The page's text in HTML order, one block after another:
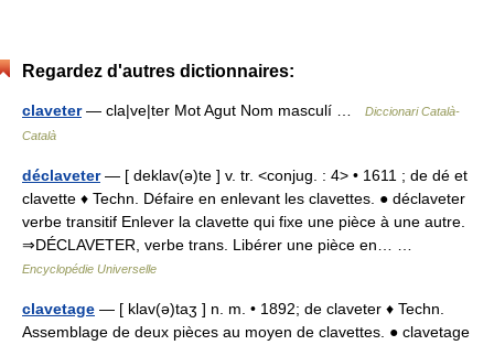
Regardez d'autres dictionnaires:
claveter— cla|ve|ter Mot Agut Nom masculí …
Diccionari Català-
Català
déclaveter— [ deklav(ə)te ] v. tr. <conjug. : 4> • 1611 ; de dé et
clavette ♦ Techn. Défaire en enlevant les clavettes. ● déclaveter
verbe transitif Enlever la clavette qui fixe une pièce à une autre.
⇒DÉCLAVETER, verbe trans. Libérer une pièce en… …
Encyclopédie Universelle
clavetage — [ klav(ə)taʒ ] n. m. • 1892; de claveter ♦ Techn.
Assemblage de deux pièces au moyen de clavettes. ● clavetage